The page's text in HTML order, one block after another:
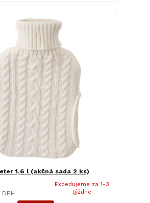
1,6 l (akčná sada 2 ks)
Expedujeme za 1-3
týždne